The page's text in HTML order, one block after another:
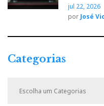
jul 22, 2026
por José
Categorias